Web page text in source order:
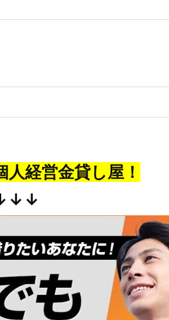
経営金貸し屋！